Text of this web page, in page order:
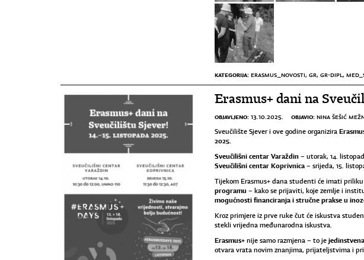
KATEGORIJA: ERASMUS_NOVOSTI, GR, GR-DIPL,
Erasmus+ dani na
OBJAVLJENO: 13.10.2025. OBJAVIO: NINA ŠEŠIĆ
Sveučilište Sjever i ove godine organizira
2025.
Sveučilišni centar Varaždin– utorak, 14.
Sveučilišni centar Koprivnica– srijeda, 15.
Tijekom Erasmus+ dana studenti će imati
programu – kako se prijaviti, koje zemlje i
mogućnosti financiranja i stručne prakse u
Kroz primjere iz prve ruke čut će iskustva
stekli vrijedna međunarodna iskustva.
Erasmus+nije samo razmjena – to je
otvara vrata novim znanjima, prijateljstvima i